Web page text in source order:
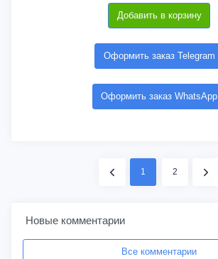
Добавить в корзину
Оформить заказ Telegram
Оформить заказ WhatsApp
1 2
Новые комментарии
Все комментарии